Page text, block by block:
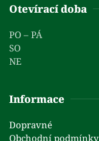
Otevírací doba
PO – PÁ
SO
NE
Informace
Dopravné
Obchodní podmínky